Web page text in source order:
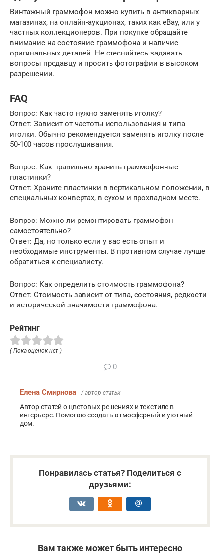
Винтажный граммофон можно купить в антикварных
магазинах, на онлайн-аукционах, таких как eBay, или у
частных коллекционеров. При покупке обращайте
внимание на состояние граммофона и наличие
оригинальных деталей. Не стесняйтесь задавать
вопросы продавцу и просить фотографии в высоком
разрешении.
FAQ
Вопрос: Как часто нужно заменять иголку?
Ответ: Зависит от частоты использования и типа
иголки. Обычно рекомендуется заменять иголку после
50-100 часов прослушивания.
Вопрос: Как правильно хранить граммофонные
пластинки?
Ответ: Храните пластинки в вертикальном положении, в
специальных конвертах, в сухом и прохладном месте.
Вопрос: Можно ли ремонтировать граммофон
самостоятельно?
Ответ: Да, но только если у вас есть опыт и
необходимые инструменты. В противном случае лучше
обратиться к специалисту.
Вопрос: Как определить стоимость граммофона?
Ответ: Стоимость зависит от типа, состояния, редкости
и исторической значимости граммофона.
Рейтинг
( Пока оценок нет )
0
Елена Смирнова / автор статьи
Автор статей о цветовых решениях и текстиле в
интерьере. Помогаю создать атмосферный и уютный
дом.
Понравилась статья? Поделиться с
друзьями:
Вам также может быть интересно